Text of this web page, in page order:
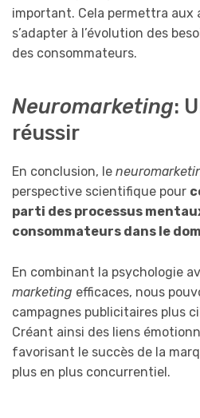
important. Cela permettra aux
s’adapter à l’évolution des
des consommateurs.
Neuromarketing:
réussir
En conclusion, le
perspective scientifique pour
parti des processus
consommateurs dans le
En combinant la psychologie
marketing efficaces, nous
campagnes publicitaires plus
Créant ainsi des liens
favorisant le succès de la
plus en plus concurrentiel.